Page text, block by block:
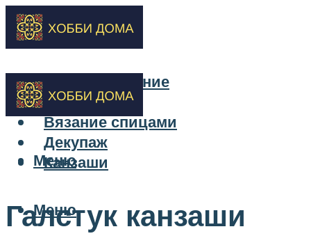
Бисероплетение
Вышивка
Вязание спицами
Декупаж
Канзаши
Меню
Меню
Галстук канзаши